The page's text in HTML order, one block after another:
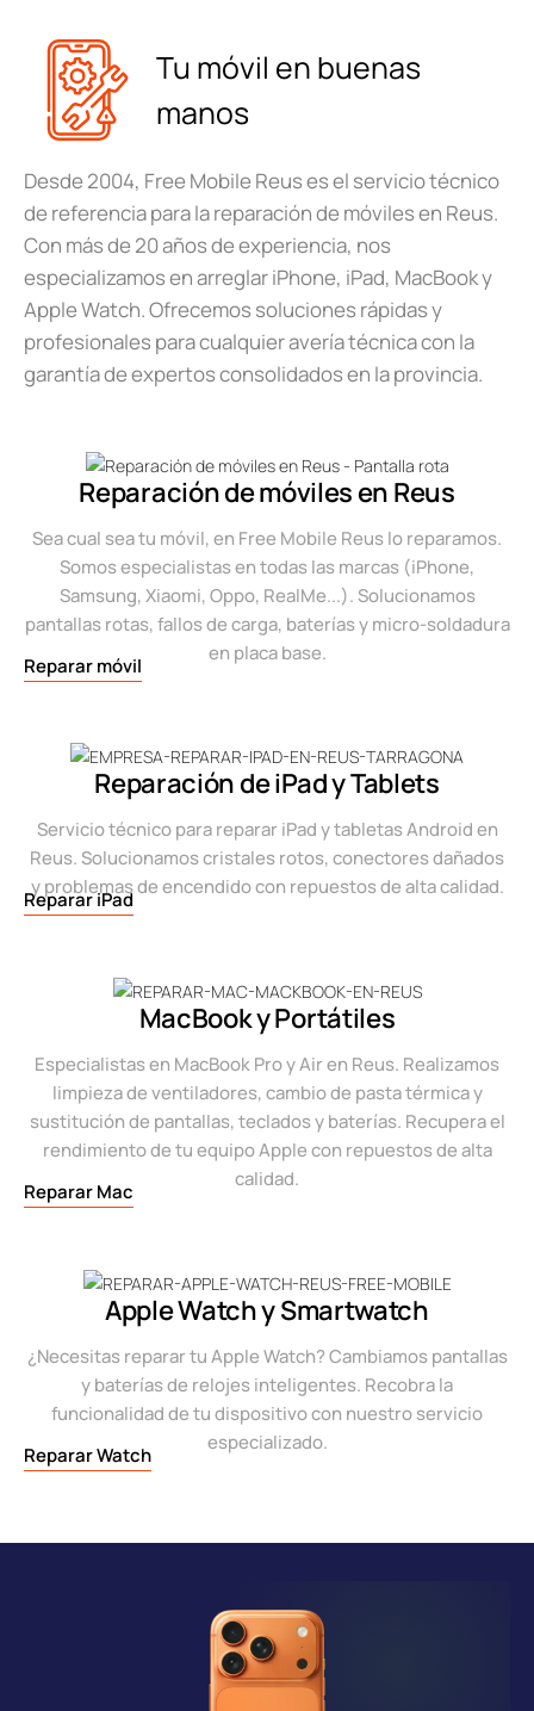
Tu móvil en buenas
manos
Desde 2004, Free Mobile Reus es el servicio técnico
de referencia para la reparación de móviles en Reus.
Con más de 20 años de experiencia, nos
especializamos en arreglar iPhone, iPad, MacBook y
Apple Watch. Ofrecemos soluciones rápidas y
profesionales para cualquier avería técnica con la
garantía de expertos consolidados en la provincia.
Reparación de móviles en Reus
Sea cual sea tu móvil, en Free Mobile Reus lo reparamos.
Somos especialistas en todas las marcas (iPhone,
Samsung, Xiaomi, Oppo, RealMe...). Solucionamos
pantallas rotas, fallos de carga, baterías y micro-soldadura
en placa base.
Reparar móvil
Reparación de iPad y Tablets
Servicio técnico para reparar iPad y tabletas Android en
Reus. Solucionamos cristales rotos, conectores dañados
y problemas de encendido con repuestos de alta calidad.
Reparar iPad
MacBook y Portátiles
Especialistas en MacBook Pro y Air en Reus. Realizamos
limpieza de ventiladores, cambio de pasta térmica y
sustitución de pantallas, teclados y baterías. Recupera el
rendimiento de tu equipo Apple con repuestos de alta
calidad.
Reparar Mac
Apple Watch y Smartwatch
¿Necesitas reparar tu Apple Watch? Cambiamos pantallas
y baterías de relojes inteligentes. Recobra la
funcionalidad de tu dispositivo con nuestro servicio
especializado.
Reparar Watch